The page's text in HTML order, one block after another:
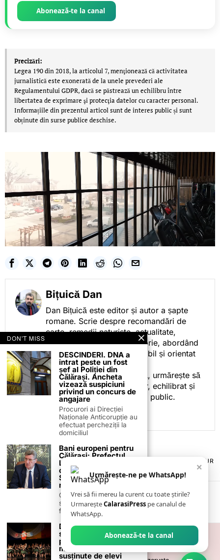
Abonează-te la canal
Precizări:
Legea 190 din 2018, la articolul 7, menţionează că activitatea
jurnalistică este exonerată de la unele prevederi ale
Regulamentului GDPR, dacă se păstrează un echilibru între
libertatea de exprimare şi protecţia datelor cu caracter personal.
Informațiile din prezentul articol sunt de interes public și sunt
obținute din surse publice deschise.
Bițuică Dan
Dan Bițuică este editor și autor a șapte
romane. Scrie despre recomandări de
carte, remedii naturiste, actualitate,
cotidian politic, sport și istorie, abordând
subiectele într-un stil accesibil și orientat
spre informare.
Prin activitatea sa editorială, urmărește să
ofere cititorilor conținut clar, echilibrat și
relevant, adaptat interesului public.
TERMENI ȘI CONDIȚII
POLITICA DE ANULARE & RETUR
PUBLICITATE ONLINE & TIPĂRITĂ
CONTACT
ZIARUL ANUNȚUL CĂLĂRĂȘEAN
×
Urmărește-ne pe WhatsApp!
Vrei să fii mereu la curent cu toate știrile?
UrmareșteCalarasiPress pe canalul de
WhatsApp.
Abonează-te la canal
DON'T MISS
DESCINDERI. DNA a
intrat peste un fost
șef al Poliției din
Călărași. Ancheta
vizează suspiciuni
privind un concurs de
angajare
Procurori ai Direcției
Naționale Anticorupție au
efectuat percheziții la
domiciliul
Bani europeni pentru
Călărași: Prefectul
Laurențiu State anunță
colaborarea cu ADR
Sud-Muntenia pentru
noi finanțări
Călărașul se pregătește
să intre pe harta
finanțărilor europene, cu
Dragobetele,
sărbătorit la Oltenița
prin expoziții și
momente artistice
susținute de elevi